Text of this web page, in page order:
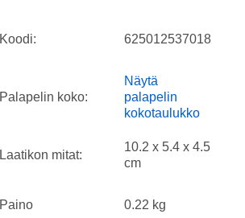
Koodi: 625012537018
Palapelin koko:
Näytä
palapelin
kokotaulukko
Laatikon mitat:
10.2 x 5.4 x 4.5
cm
Paino 0.22 kg